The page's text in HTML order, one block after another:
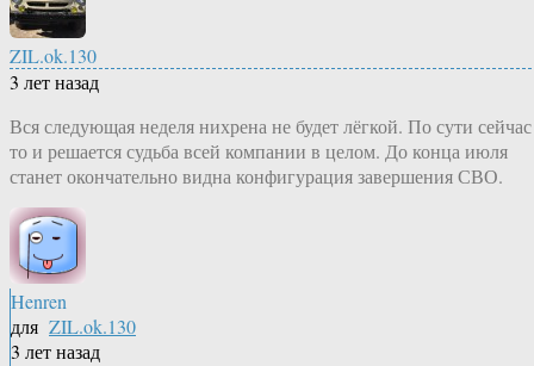
ZIL.ok.130
3 лет назад
Вся следующая неделя нихрена не будет лёгкой. По сути сейчас
то и решается судьба всей компании в целом. До конца июля
станет окончательно видна конфигурация завершения СВО.
Henren
для ZIL.ok.130
3 лет назад